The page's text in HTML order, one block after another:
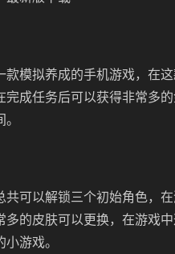
款模拟养成的手机游戏，在
完成任务后可以获得非常多
共可以解锁三个初始角色，
多的皮肤可以更换，在游戏
游戏。